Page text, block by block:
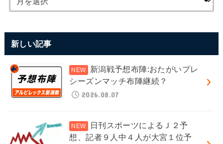
新しい記事
新潟戦予想布陣:おたがいプレ
シーズンマッチ布陣継続？
2026.08.07
日刊スポーツによるＪ２予
想、記者９人中４人が大宮１位予